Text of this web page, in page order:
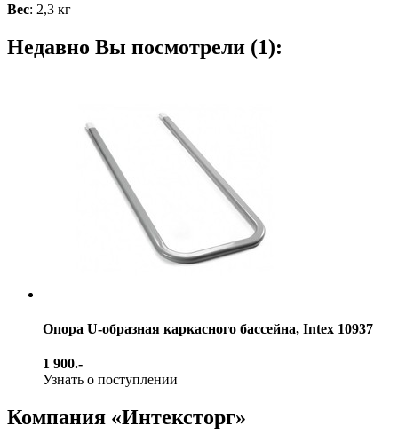
Вес: 2,3 кг
Недавно Вы посмотрели (1):
Опора U-образная каркасного бассейна, Intex 10937
1 900.-
Узнать о поступлении
Компания «Интексторг»